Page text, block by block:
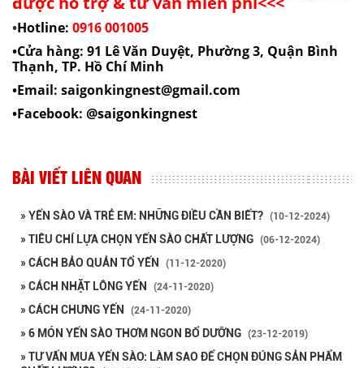
•Hotline: 0916 001005
•Cửa hàng: 91 Lê Văn Duyệt, Phường 3, Quận Bình
Thạnh, TP. Hồ Chí Minh
•Email: saigonkingnest@gmail.com
•Facebook: @saigonkingnest
BÀI VIẾT LIÊN QUAN
» YẾN SÀO VÀ TRẺ EM: NHỮNG ĐIỀU CẦN BIẾT? (10-12-2024)
» TIÊU CHÍ LỰA CHỌN YẾN SÀO CHẤT LƯỢNG (06-12-2024)
» CÁCH BẢO QUẢN TỔ YẾN (11-12-2020)
» CÁCH NHẶT LÔNG YẾN (24-11-2020)
» CÁCH CHƯNG YẾN (24-11-2020)
» 6 MÓN YẾN SÀO THƠM NGON BỔ DƯỠNG (23-12-2019)
» TƯ VẤN MUA YẾN SÀO: LÀM SAO ĐỂ CHỌN ĐÚNG SẢN PHẨM